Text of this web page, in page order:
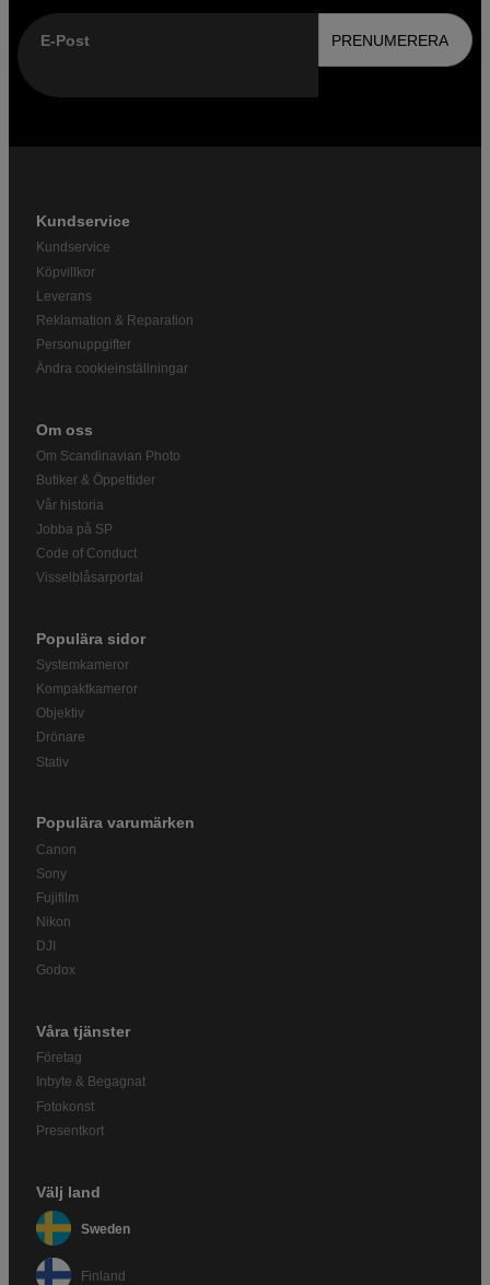
E-Post PRENUMERERA
Kundservice
Kundservice
Köpvillkor
Leverans
Reklamation & Reparation
Personuppgifter
Ändra cookieinställningar
Om oss
Om Scandinavian Photo
Butiker & Öppettider
Vår historia
Jobba på SP
Code of Conduct
Visselblåsarportal
Populära sidor
Systemkameror
Kompaktkameror
Objektiv
Drönare
Stativ
Populära varumärken
Canon
Sony
Fujifilm
Nikon
DJI
Godox
Våra tjänster
Företag
Inbyte & Begagnat
Fotokonst
Presentkort
Välj land
Sweden
Finland